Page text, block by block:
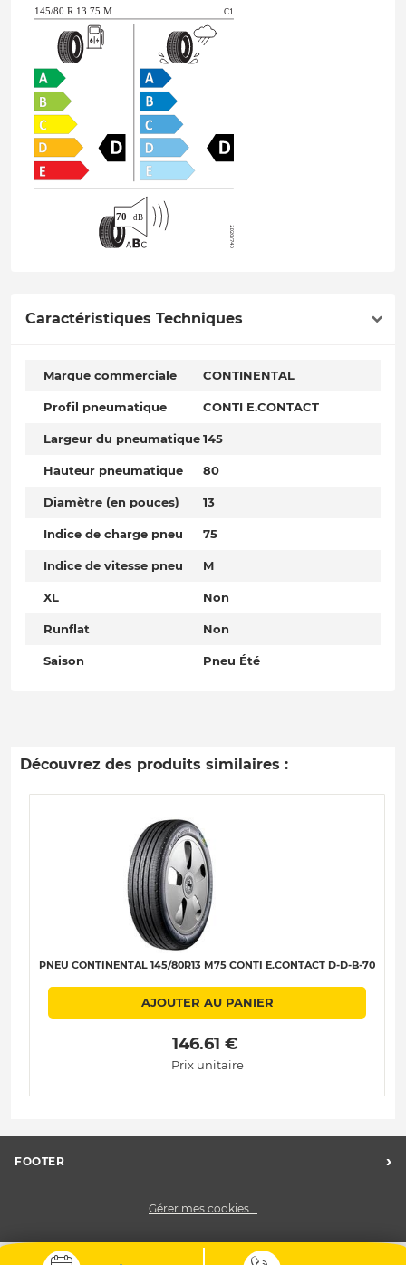
Caractéristiques Techniques
Marque commerciale CONTINENTAL
Profil pneumatique CONTI E.CONTACT
Largeur du pneumatique145
Hauteur pneumatique 80
Diamètre (en pouces) 13
Indice de charge pneu 75
Indice de vitesse pneu M
XL Non
Runflat Non
Saison Pneu Été
Découvrez des produits similaires :
PNEU CONTINENTAL 145/80R13 M75 CONTI E.CONTACT D-D-B-70
AJOUTER AU PANIER
146.61 €
Prix unitaire
FOOTER ›
Charte des données personnelles
Gérer mes cookies...